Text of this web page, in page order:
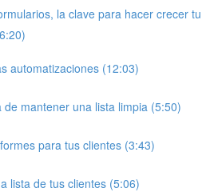
la clave para hacer crecer tu
automatizaciones (12:03)
de mantener una lista limpia (5:50)
para tus clientes (3:43)
lista de tus clientes (5:06)